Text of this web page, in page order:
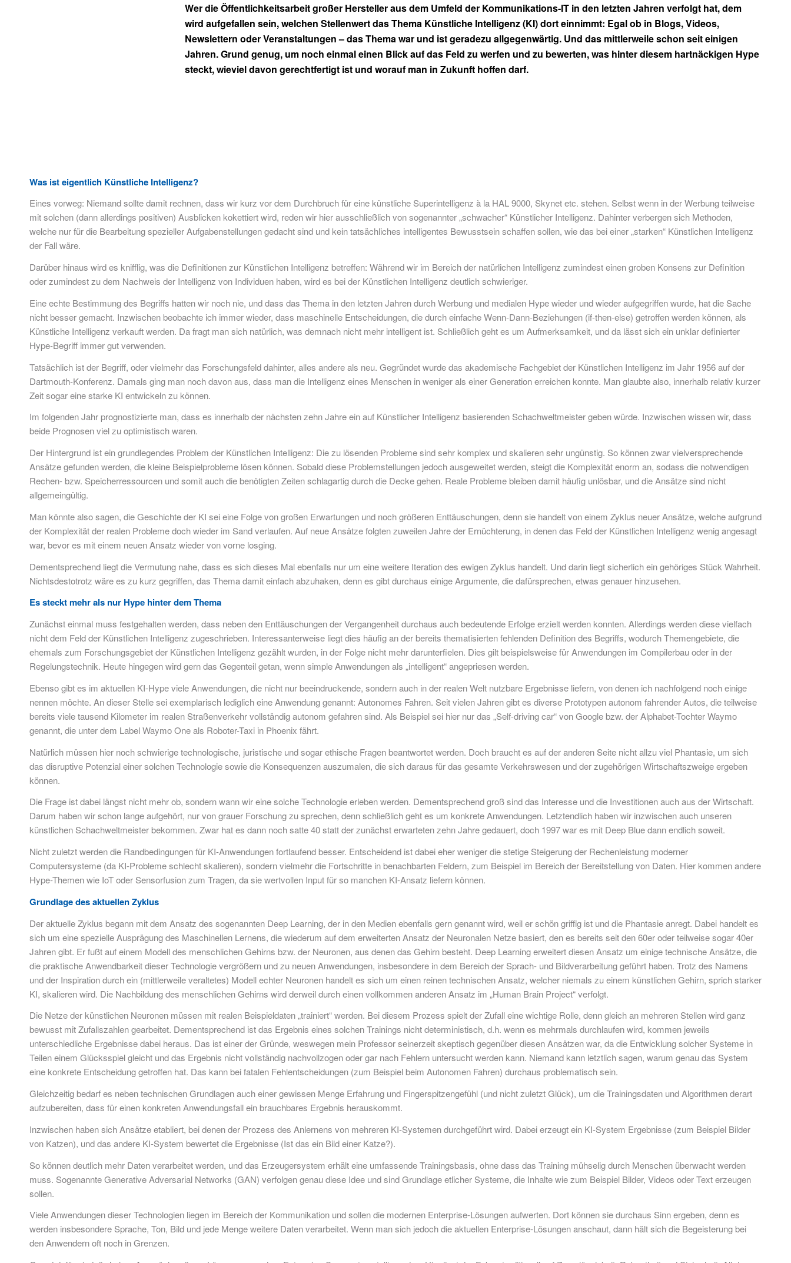
Wer die Öffentlichkeitsarbeit großer Hersteller aus dem Umfeld der Kommunikations-IT in den letzten Jahren verfolgt hat, dem
wird aufgefallen sein, welchen Stellenwert das Thema Künstliche Intelligenz (KI) dort einnimmt: Egal ob in Blogs, Videos,
Newslettern oder Veranstaltungen – das Thema war und ist geradezu allgegenwärtig. Und das mittlerweile schon seit einigen
Jahren. Grund genug, um noch einmal einen Blick auf das Feld zu werfen und zu bewerten, was hinter diesem hartnäckigen Hype
steckt, wieviel davon gerechtfertigt ist und worauf man in Zukunft hoffen darf.
Was ist eigentlich Künstliche Intelligenz?
Eines vorweg: Niemand sollte damit rechnen, dass wir kurz vor dem Durchbruch für eine künstliche Superintelligenz à la HAL 9000, Skynet etc. stehen. Selbst wenn in der Werbung teilweise
mit solchen (dann allerdings positiven) Ausblicken kokettiert wird, reden wir hier ausschließlich von sogenannter „schwacher“ Künstlicher Intelligenz. Dahinter verbergen sich Methoden,
welche nur für die Bearbeitung spezieller Aufgabenstellungen gedacht sind und kein tatsächliches intelligentes Bewusstsein schaffen sollen, wie das bei einer „starken“ Künstlichen Intelligenz
der Fall wäre.
Darüber hinaus wird es knifflig, was die Definitionen zur Künstlichen Intelligenz betreffen: Während wir im Bereich der natürlichen Intelligenz zumindest einen groben Konsens zur Definition
oder zumindest zu dem Nachweis der Intelligenz von Individuen haben, wird es bei der Künstlichen Intelligenz deutlich schwieriger.
Eine echte Bestimmung des Begriffs hatten wir noch nie, und dass das Thema in den letzten Jahren durch Werbung und medialen Hype wieder und wieder aufgegriffen wurde, hat die Sache
nicht besser gemacht. Inzwischen beobachte ich immer wieder, dass maschinelle Entscheidungen, die durch einfache Wenn-Dann-Beziehungen (if-then-else) getroffen werden können, als
Künstliche Intelligenz verkauft werden. Da fragt man sich natürlich, was demnach nicht mehr intelligent ist. Schließlich geht es um Aufmerksamkeit, und da lässt sich ein unklar definierter
Hype-Begriff immer gut verwenden.
Tatsächlich ist der Begriff, oder vielmehr das Forschungsfeld dahinter, alles andere als neu. Gegründet wurde das akademische Fachgebiet der Künstlichen Intelligenz im Jahr 1956 auf der
Dartmouth-Konferenz. Damals ging man noch davon aus, dass man die Intelligenz eines Menschen in weniger als einer Generation erreichen konnte. Man glaubte also, innerhalb relativ kurzer
Zeit sogar eine starke KI entwickeln zu können.
Im folgenden Jahr prognostizierte man, dass es innerhalb der nächsten zehn Jahre ein auf Künstlicher Intelligenz basierenden Schachweltmeister geben würde. Inzwischen wissen wir, dass
beide Prognosen viel zu optimistisch waren.
Der Hintergrund ist ein grundlegendes Problem der Künstlichen Intelligenz: Die zu lösenden Probleme sind sehr komplex und skalieren sehr ungünstig. So können zwar vielversprechende
Ansätze gefunden werden, die kleine Beispielprobleme lösen können. Sobald diese Problemstellungen jedoch ausgeweitet werden, steigt die Komplexität enorm an, sodass die notwendigen
Rechen- bzw. Speicherressourcen und somit auch die benötigten Zeiten schlagartig durch die Decke gehen. Reale Probleme bleiben damit häufig unlösbar, und die Ansätze sind nicht
allgemeingültig.
Man könnte also sagen, die Geschichte der KI sei eine Folge von großen Erwartungen und noch größeren Enttäuschungen, denn sie handelt von einem Zyklus neuer Ansätze, welche aufgrund
der Komplexität der realen Probleme doch wieder im Sand verlaufen. Auf neue Ansätze folgten zuweilen Jahre der Ernüchterung, in denen das Feld der Künstlichen Intelligenz wenig angesagt
war, bevor es mit einem neuen Ansatz wieder von vorne losging.
Dementsprechend liegt die Vermutung nahe, dass es sich dieses Mal ebenfalls nur um eine weitere Iteration des ewigen Zyklus handelt. Und darin liegt sicherlich ein gehöriges Stück Wahrheit.
Nichtsdestotrotz wäre es zu kurz gegriffen, das Thema damit einfach abzuhaken, denn es gibt durchaus einige Argumente, die dafürsprechen, etwas genauer hinzusehen.
Es steckt mehr als nur Hype hinter dem Thema
Zunächst einmal muss festgehalten werden, dass neben den Enttäuschungen der Vergangenheit durchaus auch bedeutende Erfolge erzielt werden konnten. Allerdings werden diese vielfach
nicht dem Feld der Künstlichen Intelligenz zugeschrieben. Interessanterweise liegt dies häufig an der bereits thematisierten fehlenden Definition des Begriffs, wodurch Themengebiete, die
ehemals zum Forschungsgebiet der Künstlichen Intelligenz gezählt wurden, in der Folge nicht mehr darunterfielen. Dies gilt beispielsweise für Anwendungen im Compilerbau oder in der
Regelungstechnik. Heute hingegen wird gern das Gegenteil getan, wenn simple Anwendungen als „intelligent“ angepriesen werden.
Ebenso gibt es im aktuellen KI-Hype viele Anwendungen, die nicht nur beeindruckende, sondern auch in der realen Welt nutzbare Ergebnisse liefern, von denen ich nachfolgend noch einige
nennen möchte. An dieser Stelle sei exemplarisch lediglich eine Anwendung genannt: Autonomes Fahren. Seit vielen Jahren gibt es diverse Prototypen autonom fahrender Autos, die teilweise
bereits viele tausend Kilometer im realen Straßenverkehr vollständig autonom gefahren sind. Als Beispiel sei hier nur das „Self-driving car“ von Google bzw. der Alphabet-Tochter Waymo
genannt, die unter dem Label Waymo One als Roboter-Taxi in Phoenix fährt.
Natürlich müssen hier noch schwierige technologische, juristische und sogar ethische Fragen beantwortet werden. Doch braucht es auf der anderen Seite nicht allzu viel Phantasie, um sich
das disruptive Potenzial einer solchen Technologie sowie die Konsequenzen auszumalen, die sich daraus für das gesamte Verkehrswesen und der zugehörigen Wirtschaftszweige ergeben
können.
Die Frage ist dabei längst nicht mehr ob, sondern wann wir eine solche Technologie erleben werden. Dementsprechend groß sind das Interesse und die Investitionen auch aus der Wirtschaft.
Darum haben wir schon lange aufgehört, nur von grauer Forschung zu sprechen, denn schließlich geht es um konkrete Anwendungen. Letztendlich haben wir inzwischen auch unseren
künstlichen Schachweltmeister bekommen. Zwar hat es dann noch satte 40 statt der zunächst erwarteten zehn Jahre gedauert, doch 1997 war es mit Deep Blue dann endlich soweit.
Nicht zuletzt werden die Randbedingungen für KI-Anwendungen fortlaufend besser. Entscheidend ist dabei eher weniger die stetige Steigerung der Rechenleistung moderner
Computersysteme (da KI-Probleme schlecht skalieren), sondern vielmehr die Fortschritte in benachbarten Feldern, zum Beispiel im Bereich der Bereitstellung von Daten. Hier kommen andere
Hype-Themen wie IoT oder Sensorfusion zum Tragen, da sie wertvollen Input für so manchen KI-Ansatz liefern können.
Grundlage des aktuellen Zyklus
Der aktuelle Zyklus begann mit dem Ansatz des sogenannten Deep Learning, der in den Medien ebenfalls gern genannt wird, weil er schön griffig ist und die Phantasie anregt. Dabei handelt es
sich um eine spezielle Ausprägung des Maschinellen Lernens, die wiederum auf dem erweiterten Ansatz der Neuronalen Netze basiert, den es bereits seit den 60er oder teilweise sogar 40er
Jahren gibt. Er fußt auf einem Modell des menschlichen Gehirns bzw. der Neuronen, aus denen das Gehirn besteht. Deep Learning erweitert diesen Ansatz um einige technische Ansätze, die
die praktische Anwendbarkeit dieser Technologie vergrößern und zu neuen Anwendungen, insbesondere in dem Bereich der Sprach- und Bildverarbeitung geführt haben. Trotz des Namens
und der Inspiration durch ein (mittlerweile veraltetes) Modell echter Neuronen handelt es sich um einen reinen technischen Ansatz, welcher niemals zu einem künstlichen Gehirn, sprich starker
KI, skalieren wird. Die Nachbildung des menschlichen Gehirns wird derweil durch einen vollkommen anderen Ansatz im „Human Brain Project“ verfolgt.
Die Netze der künstlichen Neuronen müssen mit realen Beispieldaten „trainiert“ werden. Bei diesem Prozess spielt der Zufall eine wichtige Rolle, denn gleich an mehreren Stellen wird ganz
bewusst mit Zufallszahlen gearbeitet. Dementsprechend ist das Ergebnis eines solchen Trainings nicht deterministisch, d.h. wenn es mehrmals durchlaufen wird, kommen jeweils
unterschiedliche Ergebnisse dabei heraus. Das ist einer der Gründe, weswegen mein Professor seinerzeit skeptisch gegenüber diesen Ansätzen war, da die Entwicklung solcher Systeme in
Teilen einem Glücksspiel gleicht und das Ergebnis nicht vollständig nachvollzogen oder gar nach Fehlern untersucht werden kann. Niemand kann letztlich sagen, warum genau das System
eine konkrete Entscheidung getroffen hat. Das kann bei fatalen Fehlentscheidungen (zum Beispiel beim Autonomen Fahren) durchaus problematisch sein.
Gleichzeitig bedarf es neben technischen Grundlagen auch einer gewissen Menge Erfahrung und Fingerspitzengefühl (und nicht zuletzt Glück), um die Trainingsdaten und Algorithmen derart
aufzubereiten, dass für einen konkreten Anwendungsfall ein brauchbares Ergebnis herauskommt.
Inzwischen haben sich Ansätze etabliert, bei denen der Prozess des Anlernens von mehreren KI-Systemen durchgeführt wird. Dabei erzeugt ein KI-System Ergebnisse (zum Beispiel Bilder
von Katzen), und das andere KI-System bewertet die Ergebnisse (Ist das ein Bild einer Katze?).
So können deutlich mehr Daten verarbeitet werden, und das Erzeugersystem erhält eine umfassende Trainingsbasis, ohne dass das Training mühselig durch Menschen überwacht werden
muss. Sogenannte Generative Adversarial Networks (GAN) verfolgen genau diese Idee und sind Grundlage etlicher Systeme, die Inhalte wie zum Beispiel Bilder, Videos oder Text erzeugen
sollen.
Viele Anwendungen dieser Technologien liegen im Bereich der Kommunikation und sollen die modernen Enterprise-Lösungen aufwerten. Dort können sie durchaus Sinn ergeben, denn es
werden insbesondere Sprache, Ton, Bild und jede Menge weitere Daten verarbeitet. Wenn man sich jedoch die aktuellen Enterprise-Lösungen anschaut, dann hält sich die Begeisterung bei
den Anwendern oft noch in Grenzen.